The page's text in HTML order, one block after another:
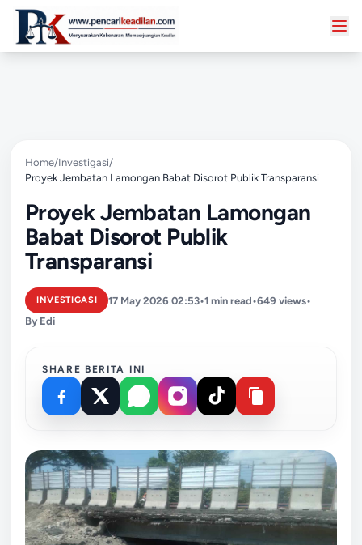
Home/Investigasi/
Proyek Jembatan Lamongan Babat Disorot Publik Transparansi
Proyek Jembatan Lamongan
Babat Disorot Publik
Transparansi
INVESTIGASI 17 May 2026 02:53•1 min read•649 views•
By Edi
SHARE BERITA INI